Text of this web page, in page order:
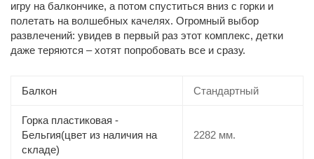
игру на балкончике, а потом спуститься вниз с горки и
полетать на волшебных качелях. Огромный выбор
развлечений: увидев в первый раз этот комплекс, детки
даже теряются – хотят попробовать все и сразу.
Балкон Стандартный
Горка пластиковая -
Бельгия(цвет из наличия на
складе)
2282 мм.